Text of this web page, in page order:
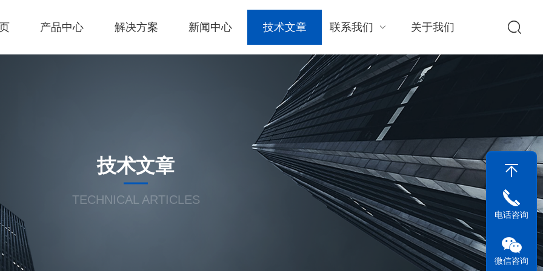
产品中心 解决方案 新闻中心 技术文章 联系我们 关于我们
技术文章
TECHNICAL ARTICLES
电话咨询
微信咨询